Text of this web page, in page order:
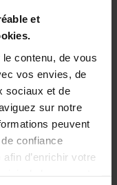
et
contenu, de vous
vos envies, de
sociaux et de
sur notre
peuvent
confiance
d’enrichir votre
:quelques
: dosez
ou un
et apaiser